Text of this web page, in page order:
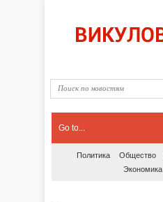
Go to...
Политика Общество
Экономика